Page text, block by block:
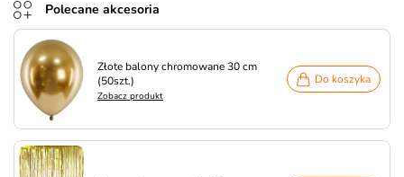
Polecane akcesoria
Złote balony chromowane 30 cm
(50szt.)
Zobacz produkt
Do koszyka